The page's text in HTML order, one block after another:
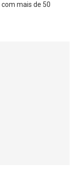
mais de 50